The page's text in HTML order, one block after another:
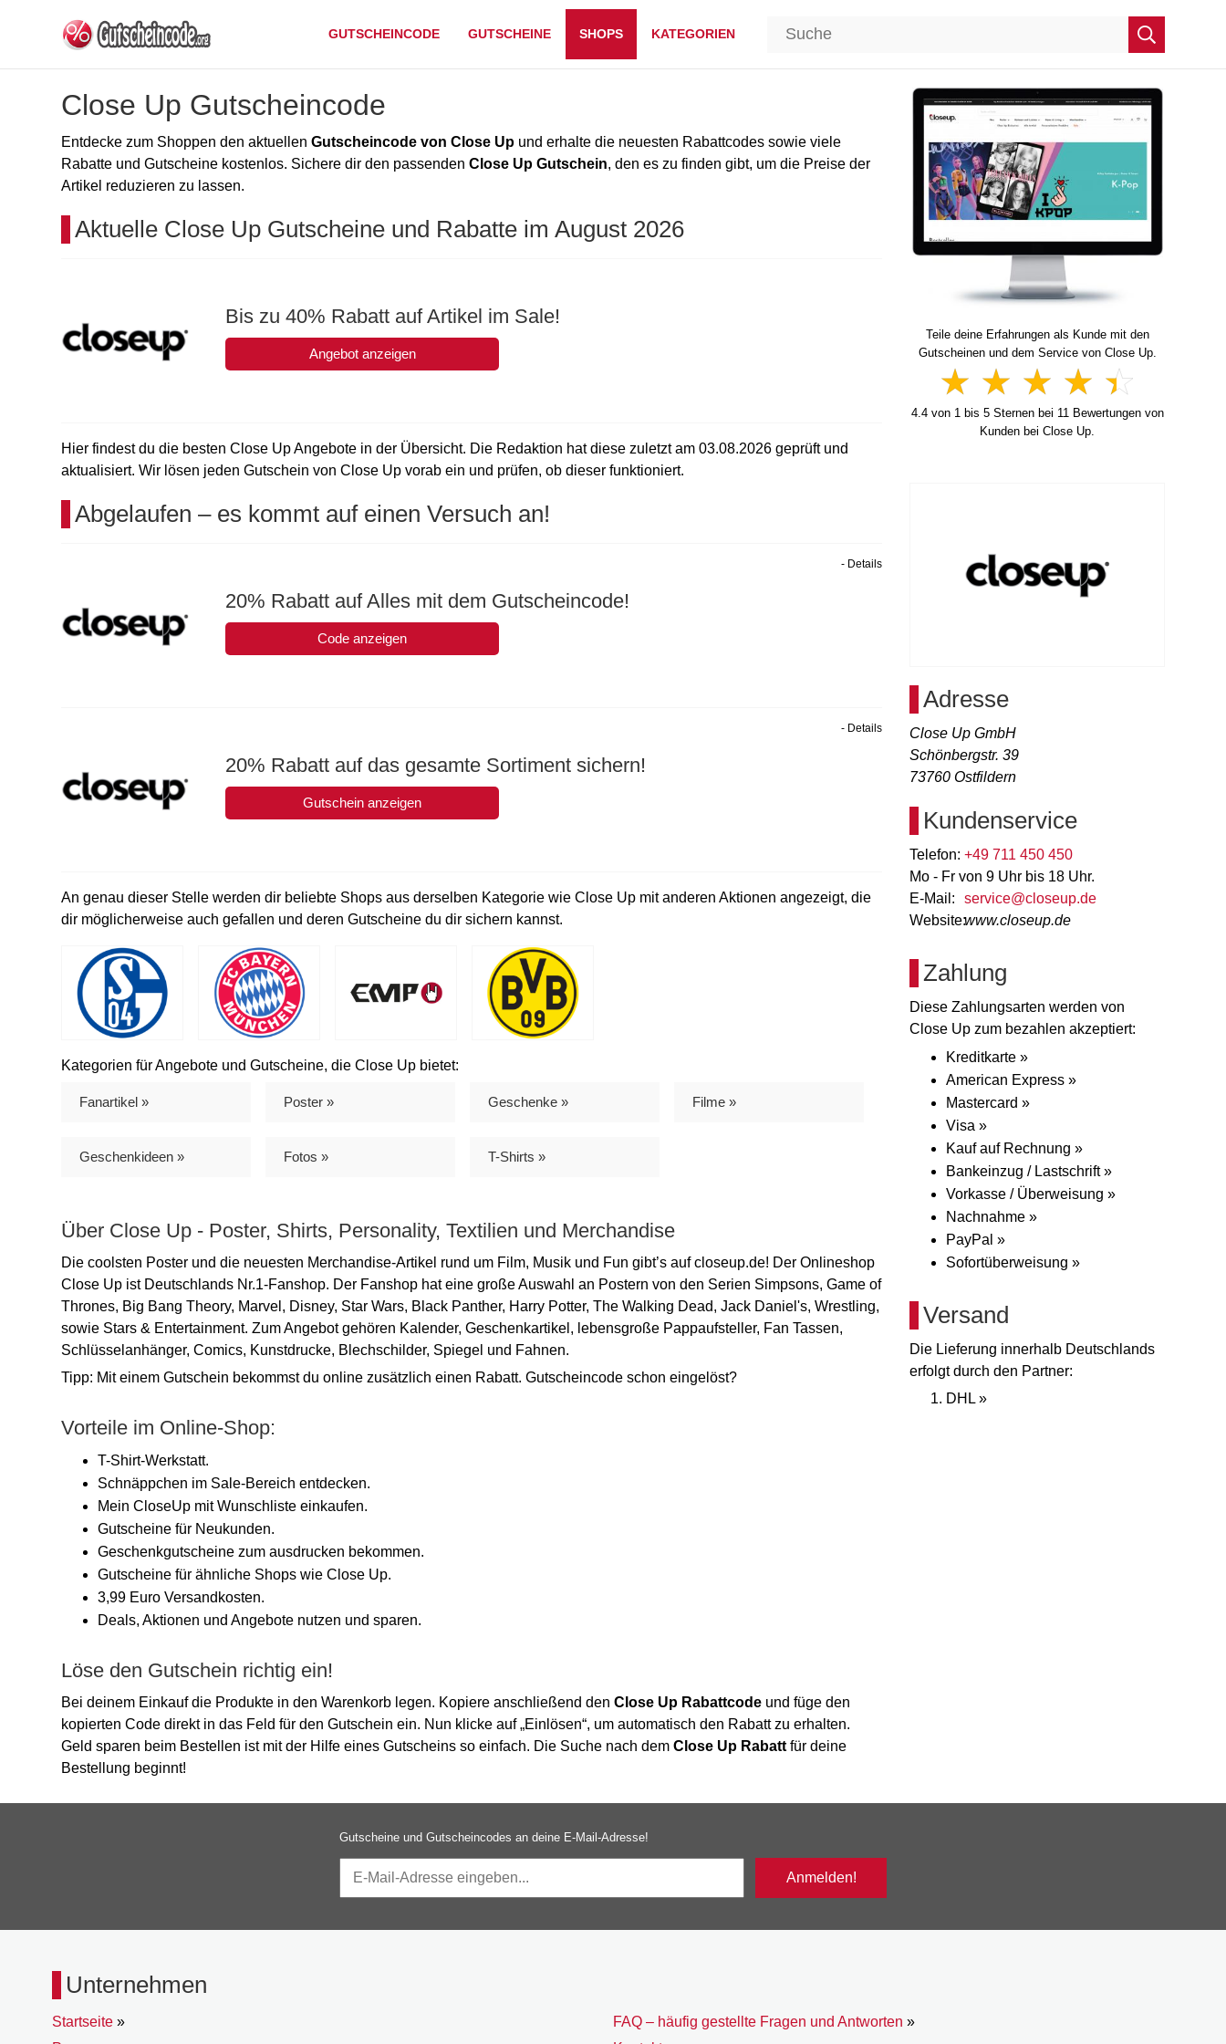
GUTSCHEINCODE GUTSCHEINE SHOPS KATEGORIEN
Close Up Gutscheincode
Entdecke zum Shoppen den aktuellen Gutscheincode von Close Up und erhalte die neuesten Rabattcodes sowie viele
Rabatte und Gutscheine kostenlos. Sichere dir den passenden Close Up Gutschein, den es zu finden gibt, um die Preise der
Artikel reduzieren zu lassen.
Aktuelle Close Up Gutscheine und Rabatte im August 2026
Bis zu 40% Rabatt auf Artikel im Sale!
Angebot anzeigen
Hier findest du die besten Close Up Angebote in der Übersicht. Die Redaktion hat diese zuletzt am 03.08.2026 geprüft und
aktualisiert. Wir lösen jeden Gutschein von Close Up vorab ein und prüfen, ob dieser funktioniert.
Abgelaufen – es kommt auf einen Versuch an!
20% Rabatt auf Alles mit dem Gutscheincode!
Code anzeigen
- Details
20% Rabatt auf das gesamte Sortiment sichern!
Gutschein anzeigen
- Details
An genau dieser Stelle werden dir beliebte Shops aus derselben Kategorie wie Close Up mit anderen Aktionen angezeigt, die
dir möglicherweise auch gefallen und deren Gutscheine du dir sichern kannst.
Kategorien für Angebote und Gutscheine, die Close Up bietet:
Fanartikel » Poster » Geschenke » Filme »
Geschenkideen » Fotos » T-Shirts »
Über Close Up - Poster, Shirts, Personality, Textilien und Merchandise
Die coolsten Poster und die neuesten Merchandise-Artikel rund um Film, Musik und Fun gibt’s auf closeup.de! Der Onlineshop
Close Up ist Deutschlands Nr.1-Fanshop. Der Fanshop hat eine große Auswahl an Postern von den Serien Simpsons, Game of
Thrones, Big Bang Theory, Marvel, Disney, Star Wars, Black Panther, Harry Potter, The Walking Dead, Jack Daniel's, Wrestling,
sowie Stars & Entertainment. Zum Angebot gehören Kalender, Geschenkartikel, lebensgroße Pappaufsteller, Fan Tassen,
Schlüsselanhänger, Comics, Kunstdrucke, Blechschilder, Spiegel und Fahnen.
Tipp: Mit einem Gutschein bekommst du online zusätzlich einen Rabatt. Gutscheincode schon eingelöst?
Vorteile im Online-Shop:
T-Shirt-Werkstatt.
Schnäppchen im Sale-Bereich entdecken.
Mein CloseUp mit Wunschliste einkaufen.
Gutscheine für Neukunden.
Geschenkgutscheine zum ausdrucken bekommen.
Gutscheine für ähnliche Shops wie Close Up.
3,99 Euro Versandkosten.
Deals, Aktionen und Angebote nutzen und sparen.
Löse den Gutschein richtig ein!
Bei deinem Einkauf die Produkte in den Warenkorb legen. Kopiere anschließend den Close Up Rabattcode und füge den
kopierten Code direkt in das Feld für den Gutschein ein. Nun klicke auf „Einlösen“, um automatisch den Rabatt zu erhalten.
Geld sparen beim Bestellen ist mit der Hilfe eines Gutscheins so einfach. Die Suche nach dem Close Up Rabatt für deine
Bestellung beginnt!
Teile deine Erfahrungen als Kunde mit den
Gutscheinen und dem Service von Close Up.
4.4von 1bis 5Sternen bei 11Bewertungen von
Kunden bei Close Up.
Adresse
Close Up GmbH
Schönbergstr. 39
73760 Ostfildern
Kundenservice
Telefon: +49 711 450 450
Mo - Fr von 9 Uhr bis 18 Uhr.
E-Mail:
service@closeup.de
Website:www.closeup.de
Zahlung
Diese Zahlungsarten werden von
Close Up zum bezahlen akzeptiert:
Kreditkarte »
American Express »
Mastercard »
Visa »
Kauf auf Rechnung »
Bankeinzug / Lastschrift »
Vorkasse / Überweisung »
Nachnahme »
PayPal »
Sofortüberweisung »
Versand
Die Lieferung innerhalb Deutschlands
erfolgt durch den Partner:
DHL »
Gutscheine und Gutscheincodes an deine E-Mail-Adresse!
Anmelden!
Unternehmen
Startseite » FAQ – häufig gestellte Fragen und Antworten »